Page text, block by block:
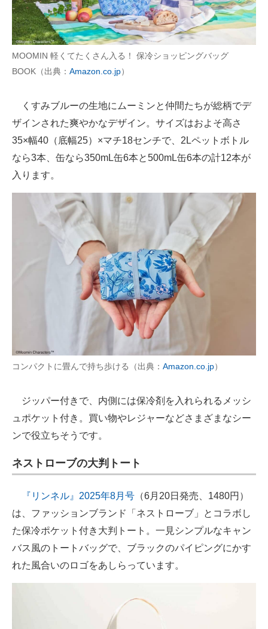
MOOMIN 軽くてたくさん入る！ 保冷ショッピングバッグ
BOOK（出典： Amazon.co.jp）
くすみブルーの生地にムーミンと仲間たちが総柄でデ
ザインされた爽やかなデザイン。サイズはおよそ高さ
35×幅40（底幅25）×マチ18センチで、2Lペットボトル
なら3本、缶なら350mL缶6本と500mL缶6本の計12本が
入ります。
コンパクトに畳んで持ち歩ける（出典： Amazon.co.jp）
ジッパー付きで、内側には保冷剤を入れられるメッシ
ュポケット付き。買い物やレジャーなどさまざまなシー
ンで役立ちそうです。
ネストローブの大判トート
『リンネル』2025年8月号 （6月20日発売、1480円）
は、ファッションブランド「ネストローブ」とコラボし
た保冷ポケット付き大判トート。一見シンプルなキャン
バス風のトートバッグで、ブラックのパイピングにかす
れた風合いのロゴをあしらっています。